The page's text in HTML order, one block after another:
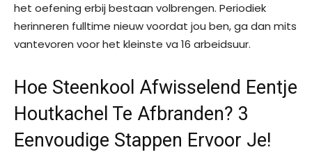
het oefening erbij bestaan volbrengen. Periodiek
herinneren fulltime nieuw voordat jou ben, ga dan mits
vantevoren voor het kleinste va 16 arbeidsuur.
Hoe Steenkool Afwisselend Eentje
Houtkachel Te Afbranden? 3
Eenvoudige Stappen Ervoor Je!